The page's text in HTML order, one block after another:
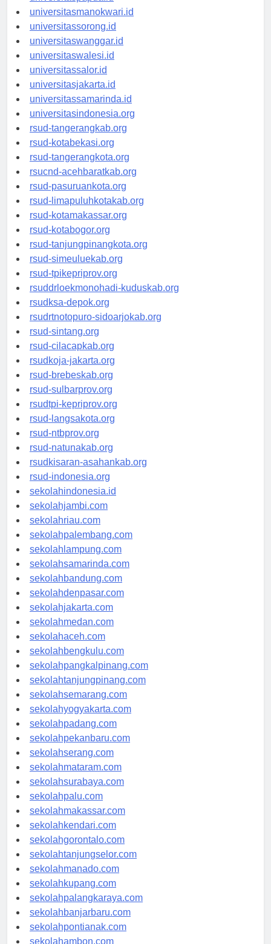
universitaspapua.id
universitasmanokwari.id
universitassorong.id
universitaswanggar.id
universitaswalesi.id
universitassalor.id
universitasjakarta.id
universitassamarinda.id
universitasindonesia.org
rsud-tangerangkab.org
rsud-kotabekasi.org
rsud-tangerangkota.org
rsucnd-acehbaratkab.org
rsud-pasuruankota.org
rsud-limapuluhkotakab.org
rsud-kotamakassar.org
rsud-kotabogor.org
rsud-tanjungpinangkota.org
rsud-simeuluekab.org
rsud-tpikepriprov.org
rsuddrloekmonohadi-kuduskab.org
rsudksa-depok.org
rsudrtnotopuro-sidoarjokab.org
rsud-sintang.org
rsud-cilacapkab.org
rsudkoja-jakarta.org
rsud-brebeskab.org
rsud-sulbarprov.org
rsudtpi-kepriprov.org
rsud-langsakota.org
rsud-ntbprov.org
rsud-natunakab.org
rsudkisaran-asahankab.org
rsud-indonesia.org
sekolahindonesia.id
sekolahjambi.com
sekolahriau.com
sekolahpalembang.com
sekolahlampung.com
sekolahsamarinda.com
sekolahbandung.com
sekolahdenpasar.com
sekolahjakarta.com
sekolahmedan.com
sekolahaceh.com
sekolahbengkulu.com
sekolahpangkalpinang.com
sekolahtanjungpinang.com
sekolahsemarang.com
sekolahyogyakarta.com
sekolahpadang.com
sekolahpekanbaru.com
sekolahserang.com
sekolahmataram.com
sekolahsurabaya.com
sekolahpalu.com
sekolahmakassar.com
sekolahkendari.com
sekolahgorontalo.com
sekolahtanjungselor.com
sekolahmanado.com
sekolahkupang.com
sekolahpalangkaraya.com
sekolahbanjarbaru.com
sekolahpontianak.com